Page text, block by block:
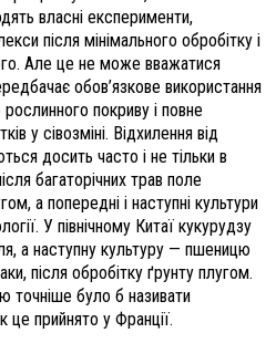
власні експерименти,
після мінімального обробітку і
Але це не може вважатися
обов’язкове використання
рослинного покриву і повне
у сівозміні. Відхилення від
досить часто і не тільки в
багаторічних трав поле
а попередні і наступні культури
У північному Китаї кукурудзу
а наступну культуру — пшеницю
після обробітку ґрунту плугом.
точніше було б називати
прийнято у Франції.